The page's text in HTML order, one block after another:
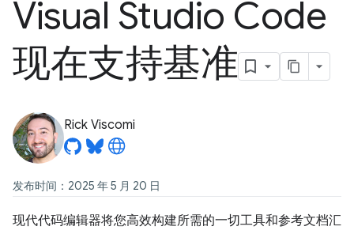
Visual Studio Code
现在支持基准
Rick Viscomi
发布时间：2025 年 5 月 20 日
现代代码编辑器将您高效构建所需的一切工具和参考文档汇